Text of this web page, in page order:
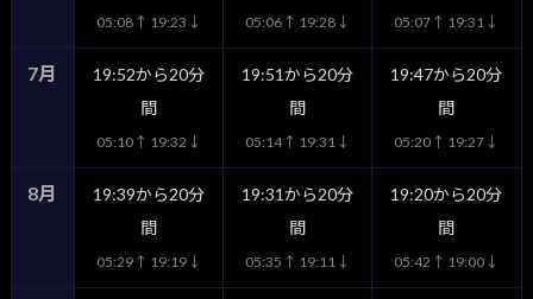
05:08↑ 19:23↓ 05:06↑ 19:28↓ 05:07↑ 19:31↓
7月
19:52から20分
間
05:10↑ 19:32↓
19:51から20分
間
05:14↑ 19:31↓
19:47から20分
間
05:20↑ 19:27↓
8月
19:39から20分
間
05:29↑ 19:19↓
19:31から20分
間
05:35↑ 19:11↓
19:20から20分
間
05:42↑ 19:00↓